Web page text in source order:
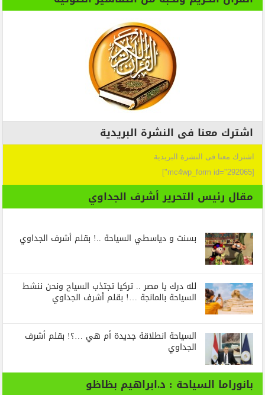
اشترك معنا فى النشرة البريدية
اشترك معنا فى النشرة البريدية
[mc4wp_form id="292065"]
مقال رئيس التحرير أشرف الجداوي
بسنت و دياسطي السياحة ..! بقلم أشرف الجداوي
لله درك يا مصر .. تركيا تجتذب السياح ونحن ننشط
السياحة بالمانجة …! بقلم أشرف الجداوي
السياحة انطلاقة جديدة أم هي …؟! بقلم أشرف
الجداوي
بانوراما السياحة : د.ابراهيم بظاظو